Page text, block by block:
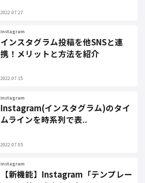
2022.07.27
Instagram
インスタグラム投稿を他SNSと連
携！メリットと方法を紹介
2022.07.15
Instagram
Instagram(インスタグラム)のタイ
ムラインを時系列で表..
2022.07.05
Instagram
【新機能】Instagram「テンプレー